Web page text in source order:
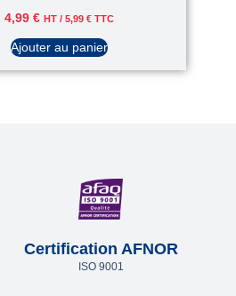
4,99€ HT /5,99€ TTC
Ajouter au panier
Certification AFNOR
ISO 9001